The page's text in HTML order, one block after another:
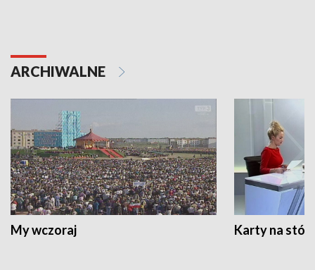
ARCHIWALNE
My wczoraj Karty na